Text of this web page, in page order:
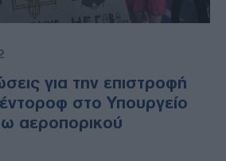
για την επιστροφή
στο Υπουργείο
αεροπορικού